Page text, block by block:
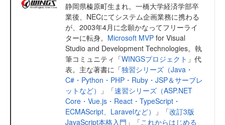
静岡県榛原町生まれ。一橋大学経済学部卒
業後、NECにてシステム企画業務に携わる
が、2003年4月に念願かなってフリーライ
ターに転身。 Microsoft MVP for Visual
Studio and Development Technologies。執
筆コミュニティ「WINGSプロジェクト 」代
表。主な著書に「独習シリーズ（Java・
C#・Python・PHP・Ruby・JSP＆サーブレ
ットなど）
」「速習シリーズ（ASP.NET
Core・Vue.js・React・TypeScript・
ECMAScript、Laravelなど）
」「改訂3版
JavaScript本格入門 」「これからはじめる